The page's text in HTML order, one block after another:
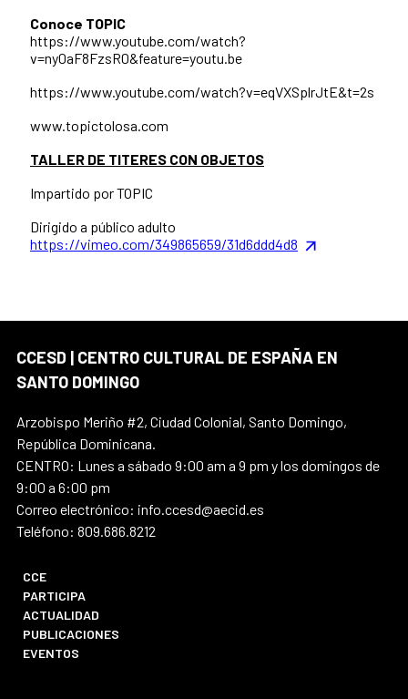
Conoce TOPIC
https://www.youtube.com/watch?
v=ny0aF8FzsR0&feature=youtu.be
https://www.youtube.com/watch?v=eqVXSplrJtE&t=2s
www.topictolosa.com
TALLER DE TITERES CON OBJETOS
Impartido por TOPIC
Dirigido a público adulto
https://vimeo.com/349865659/31d6ddd4d8
CCESD | CENTRO CULTURAL DE ESPAÑA EN
SANTO DOMINGO
Arzobispo Meriño #2, Ciudad Colonial, Santo Domingo,
República Dominicana.
CENTRO: Lunes a sábado 9:00 am a 9 pm y los domingos de
9:00 a 6:00 pm
Correo electrónico: info.ccesd@aecid.es
Teléfono: 809.686.8212
CCE
PARTICIPA
ACTUALIDAD
PUBLICACIONES
EVENTOS